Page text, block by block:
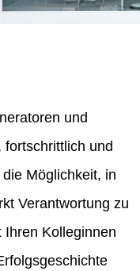
und
und
Möglichkeit, in
Verantwortung zu
Ihren Kolleginnen